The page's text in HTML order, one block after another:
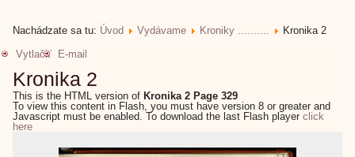
Nachádzate sa tu: Úvod Vydávame Kroniky ..........
Kronika 2
Vytlačiť
E-mail
Kronika 2
This is the HTML version of Kronika 2 Page 329
To view this content in Flash, you must have version 8 or greater and
Javascript must be enabled. To download the last Flash playerclick
here